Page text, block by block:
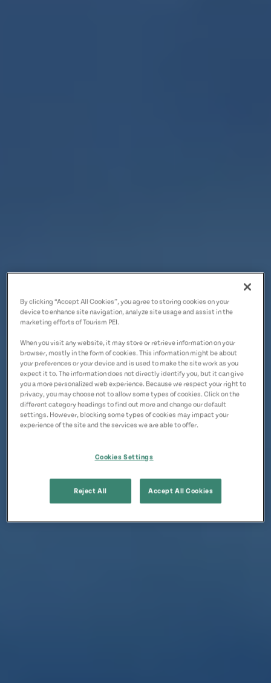
By clicking “Accept All Cookies”, you agree to storing cookies on your
device to enhance site navigation, analyze site usage and assist in the
marketing efforts of Tourism PEI.
When you visit any website, it may store or retrieve information on your
browser, mostly in the form of cookies. This information might be about
your preferences or your device and is used to make the site work as you
expect it to. The information does not directly identify you, but it can give
you a more personalized web experience. Because we respect your right to
privacy, you may choose not to allow some types of cookies. Click on the
different category headings to find out more and change our default
settings. However, blocking some types of cookies may impact your
experience of the site and the services we are able to offer.
Cookies Settings
Reject All Accept All Cookies